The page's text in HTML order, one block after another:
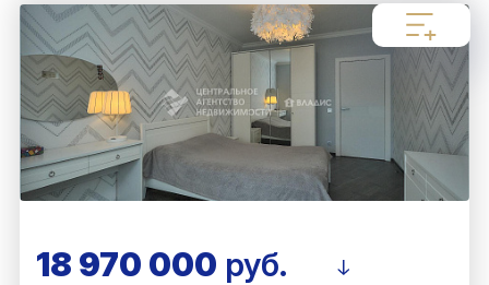
18 970 000 руб.